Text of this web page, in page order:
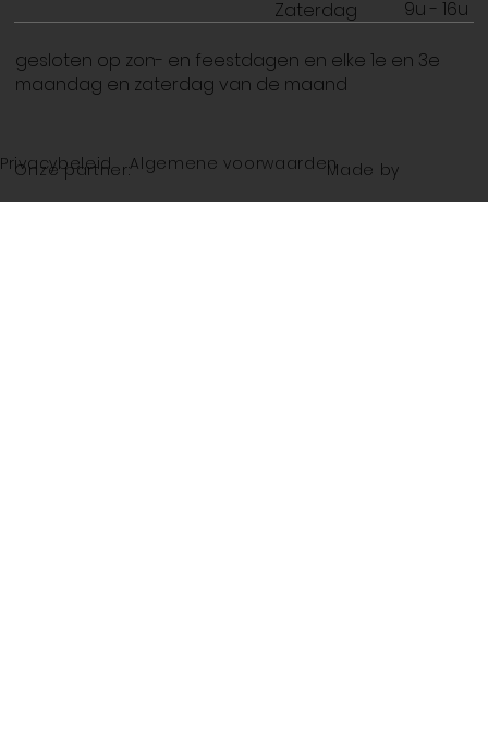
Privacybeleid Algemene voorwaarden
Onze partner: Made by
Zaterdag 9u - 16u
gesloten op zon- en feestdagen en elke 1e en 3e
maandag en zaterdag van de maand